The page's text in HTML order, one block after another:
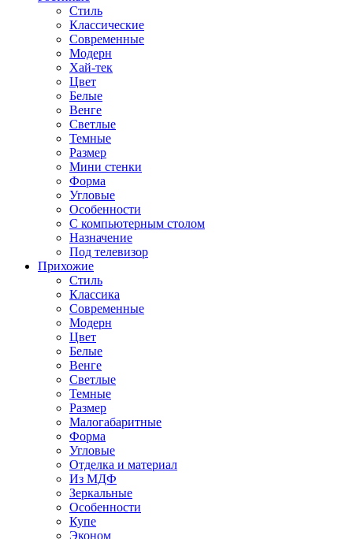
Стиль
Классические
Современные
Модерн
Хай-тек
Цвет
Белые
Венге
Светлые
Темные
Размер
Мини стенки
Форма
Угловые
Особенности
С компьютерным столом
Назначение
Под телевизор
Прихожие
Стиль
Классика
Современные
Модерн
Цвет
Белые
Венге
Светлые
Темные
Размер
Малогабаритные
Форма
Угловые
Отделка и материал
Из МДФ
Зеркальные
Особенности
Купе
Эконом